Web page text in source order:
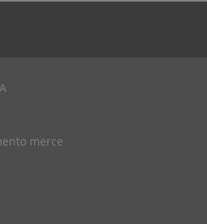
merce